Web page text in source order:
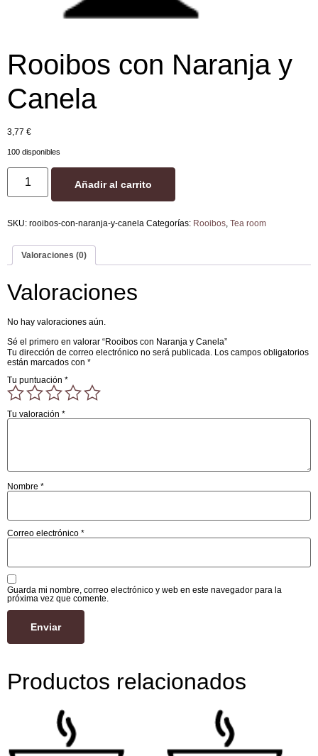
Rooibos con Naranja y
Canela
3,77 €
100 disponibles
Añadir al carrito
SKU: rooibos-con-naranja-y-canela Categorías: Rooibos Tea room
Valoraciones (0)
Valoraciones
No hay valoraciones aún.
Sé el primero en valorar “Rooibos con Naranja y Canela”
Tu dirección de correo electrónico no será publicada. Los campos obligatorios
están marcados con *
Tu puntuación *
Tu valoración *
Nombre *
Correo electrónico *
Guarda mi nombre, correo electrónico y web en este navegador para la
próxima vez que comente.
Productos relacionados